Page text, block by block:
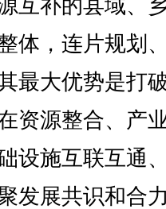
互补的县域、
体，连片规划
最大优势是打
资源整合、产
设施互联互通
发展共识和合